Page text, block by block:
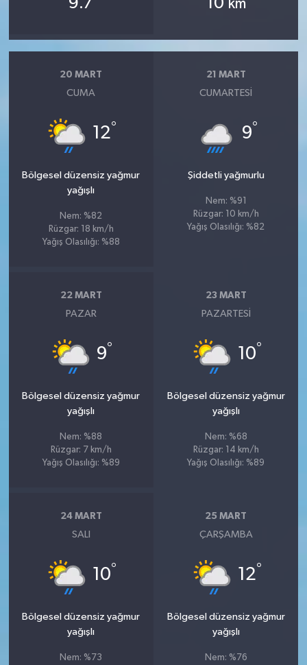
9.7 10 km
20 MART
CUMA
12°
Bölgesel düzensiz yağmur
yağışlı
Nem: %82
Rüzgar: 18 km/h
Yağış Olasılığı: %88
21 MART
CUMARTESI
9°
Şiddetli yağmurlu
Nem: %91
Rüzgar: 10 km/h
Yağış Olasılığı: %82
22 MART
PAZAR
9°
Bölgesel düzensiz yağmur
yağışlı
Nem: %88
Rüzgar: 7 km/h
Yağış Olasılığı: %89
23 MART
PAZARTESI
10°
Bölgesel düzensiz yağmur
yağışlı
Nem: %68
Rüzgar: 14 km/h
Yağış Olasılığı: %89
24 MART
SALI
10°
Bölgesel düzensiz yağmur
yağışlı
Nem: %73
25 MART
ÇARŞAMBA
12°
Bölgesel düzensiz yağmur
yağışlı
Nem: %76